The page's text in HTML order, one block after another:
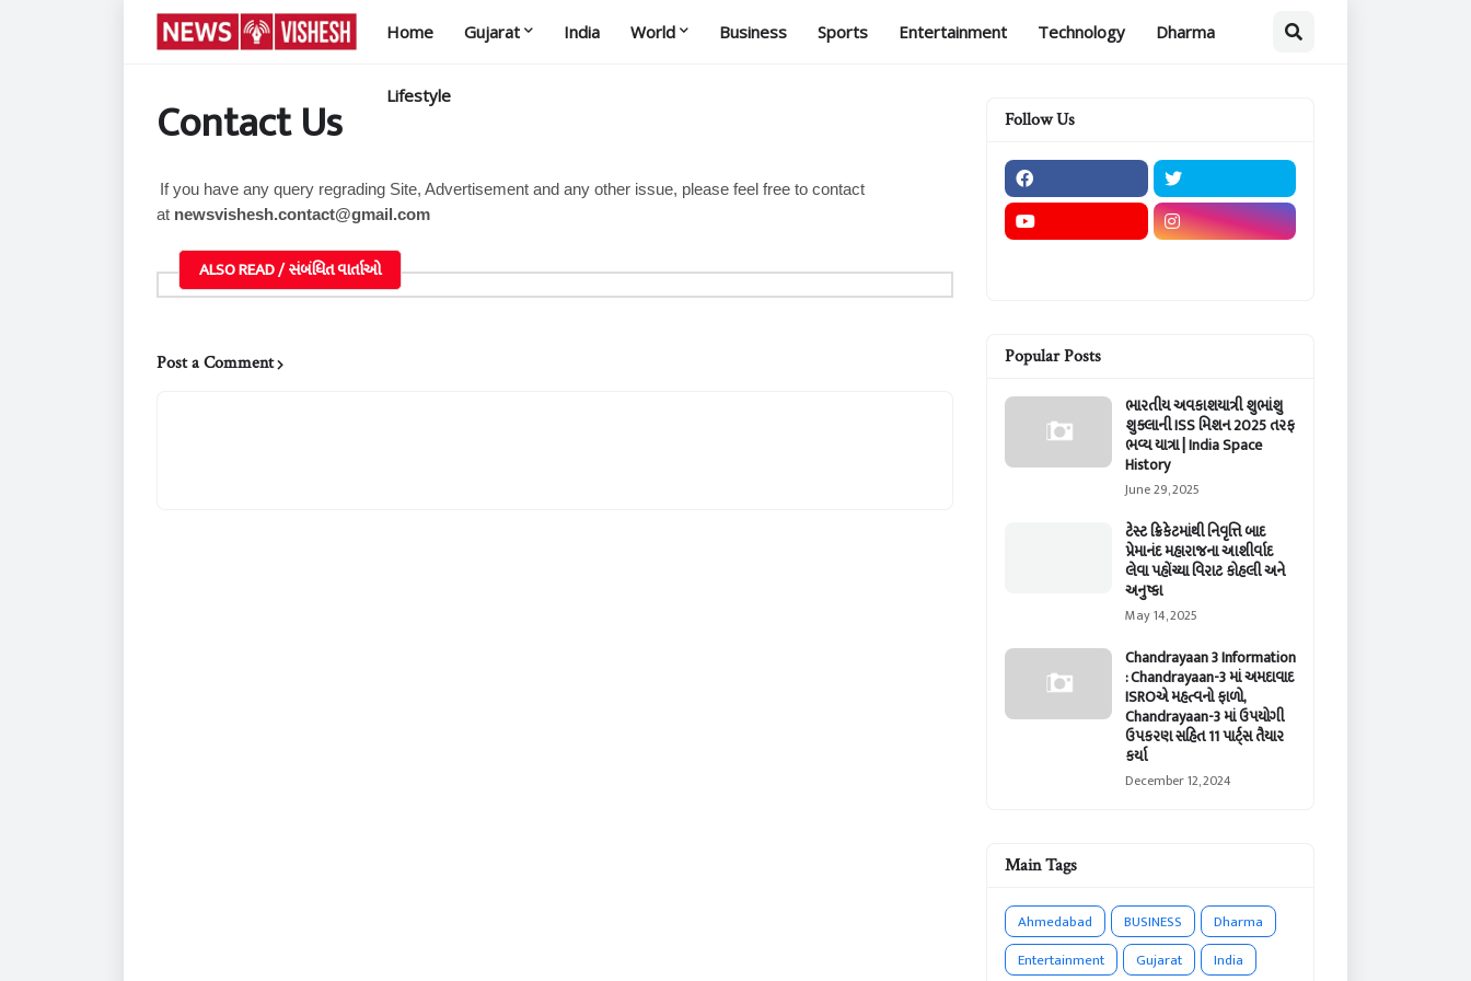
Home Gujarat India World Business Sports Entertainment Technology Dharma
Lifestyle
Contact Us
If you have any query regrading Site, Advertisement and any other issue, please feel free to contact
at newsvishesh.contact@gmail.com
ALSO READ / સંબંધિત વાર્તાઓ
Post a Comment
Follow Us
Popular Posts
ભારતીય અવકાશયાત્રી શુભાંશુ
શુક્લાની ISS મિશન 2025 તરફ
ભવ્ય યાત્રા | India Space
History
June 29, 2025
ટેસ્ટ ક્રિકેટમાંથી નિવૃત્તિ બાદ
પ્રેમાનંદ મહારાજના આશીર્વાદ
લેવા પહોંચ્યા વિરાટ કોહલી અને
અનુષ્કા
May 14, 2025
Chandrayaan 3 Information
: Chandrayaan-3 માં અમદાવાદ
ISROએ મહત્વનો ફાળો,
Chandrayaan-3 માં ઉપયોગી
ઉપકરણ સહિત 11 પાર્ટ્સ તૈયાર
કર્યા
December 12, 2024
Main Tags
Ahmedabad BUSINESS
Dharma
Entertainment
Gujarat India